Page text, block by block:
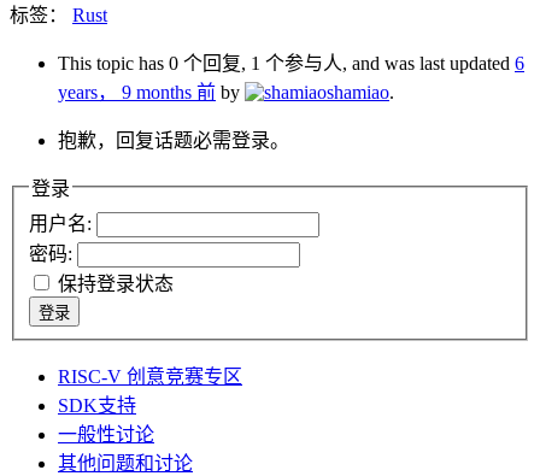
标签： Rust
This topic has 0 个回复, 1 个参与人, and was last updated 6
years， 9 months 前 by shamiao.
抱歉，回复话题必需登录。
登录
用户名:
密码:
保持登录状态
登录
RISC-V 创意竞赛专区
SDK支持
一般性讨论
其他问题和讨论